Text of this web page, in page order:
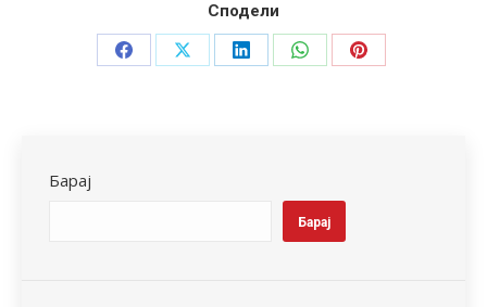
Сподели
Share
Share
Share
Share
Share
Барај
Барај